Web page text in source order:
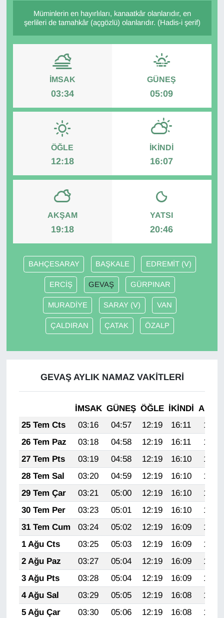
Müminlerin en hayırlıları, kanaatkâr olanlarıdır, en
şerlileri de tamahkâr (açgözlü) olanlarıdır. (Hadis-i şerif)
İMSAK
03:34
GÜNEŞ
05:09
ÖĞLE
12:18
İKINDI
16:07
AKŞAM
19:18
YATSI
20:46
BAHÇESARAY BAŞKALE EDREMİT (V)
ERCİŞ GEVAŞ GÜRPINAR
MURADİYE SARAY (V) VAN
ÇALDIRAN ÇATAK ÖZALP
GEVAŞ AYLIK NAMAZ VAKITLERI
İMSAK GÜNEŞ ÖĞLE İKINDI
25 Tem Cts
03:16 04:57 12:19 16:11
19:32
26 Tem Paz
03:18 04:58 12:19 16:11
19:31
27 Tem Pts
03:19 04:58 12:19 16:10
19:30
28 Tem Sal
03:20 04:59 12:19 16:10
19:29
29 Tem Çar
03:21 05:00 12:19 16:10
19:28
30 Tem Per
03:23 05:01 12:19 16:10
19:27
31 Tem Cum
03:24 05:02 12:19 16:09
19:26
1 Ağu Cts
03:25 05:03 12:19 16:09
19:25
2 Ağu Paz
03:27 05:04 12:19 16:09
19:24
3 Ağu Pts
03:28 05:04 12:19 16:09
19:23
4 Ağu Sal
03:29 05:05 12:19 16:08
19:22
5 Ağu Çar
03:30 05:06 12:19 16:08
19:21
Diğer
DÜNYA
EĞİTİM
EKONOMİ
Eleman
Emlak
GENEL
Haber
HABERDE İNSAN
İngilizce
Kadın
Kamu Alımları
Kültür & Sanat
KURDÎ
MAGAZİN
MEDYA
ONE EKONOMİ
POLİTİKA
Resmi İlanlar
RÖPORTAJ